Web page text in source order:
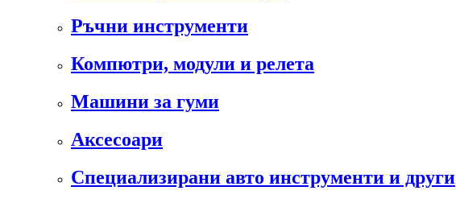
Ръчни инструменти
Компютри, модули и релета
Машини за гуми
Аксесоари
Специализирани авто инструменти и други